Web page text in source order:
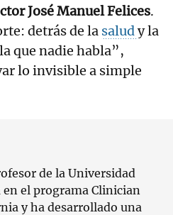
José Manuel Felices.
detrás de la saludy la
que nadie habla”,
lo invisible a simple
de la Universidad
en el programa Clinician
y ha desarrollado una